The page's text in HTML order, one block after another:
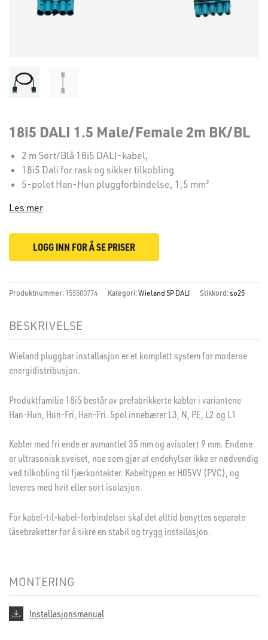
18i5 DALI 1.5 Male/Female 2m BK/BL
2 m Sort/Blå 18i5 DALI-kabel,
18i5 Dali for rask og sikker tilkobling
5-polet Han-Hun pluggforbindelse, 1,5 mm²
Les mer
LOGG INN FOR Å SE PRISER
Produktnummer: 155500774 Kategori:Wieland 5P DALI Stikkord:so25
BESKRIVELSE
Wieland pluggbar installasjon er et komplett system for moderne
energidistribusjon.
Produktfamilie 18i5 består av prefabrikkerte kabler i variantene
Han-Hun, Hun-Fri, Han-Fri. 5pol innebærer L3, N, PE, L2 og L1
Kabler med fri ende er avmantlet 35 mm og avisolert 9 mm. Endene
er ultrasonisk sveiset, noe som gjør at endehylser ikke er nødvendig
ved tilkobling til fjærkontakter. Kabeltypen er H05VV (PVC), og
leveres med hvit eller sort isolasjon.
For kabel-til-kabel-forbindelser skal det alltid benyttes separate
låsebraketter for å sikre en stabil og trygg installasjon.
MONTERING
Installasjonsmanual